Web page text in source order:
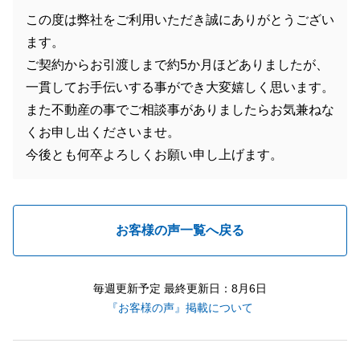
この度は弊社をご利用いただき誠にありがとうござい
ます。
ご契約からお引渡しまで約5か月ほどありましたが、
一貫してお手伝いする事ができ大変嬉しく思います。
また不動産の事でご相談事がありましたらお気兼ねな
くお申し出くださいませ。
今後とも何卒よろしくお願い申し上げます。
お客様の声一覧へ戻る
毎週更新予定 最終更新日：8月6日
『お客様の声』掲載について